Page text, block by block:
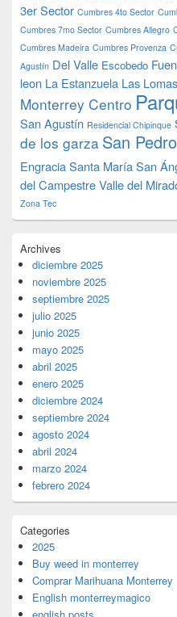
3er Sector Cumbres 4to Sector
Cumbres 7mo Sector Cumbres Allegro
Cumbres Madeira Cumbres Provenza
Agustín Del Valle Escobedo
leon La Estanzuela Las Lomas
Monterrey Centro
San Agustín Residencial Chipinque
de los garza San
EngraciaSanta MaríaSan
del CampestreValle del
Zona Tec
Archives
diciembre 2025
noviembre 2025
septiembre 2025
julio 2025
junio 2025
mayo 2025
abril 2025
enero 2025
diciembre 2024
septiembre 2024
agosto 2024
abril 2024
marzo 2024
febrero 2024
Categories
2025
Buy weed in monterrey
Comprar Marihuana Monterrey
English monterreymagico